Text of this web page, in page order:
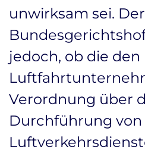
unwirksam sei. Der
jedoch, ob die den
Verordnung über
Durchführung von